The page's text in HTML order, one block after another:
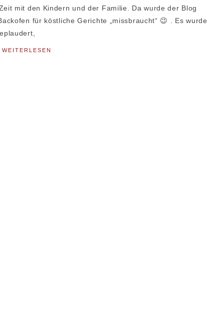
mit den Kindern und der Familie. Da wurde der Blog
für köstliche Gerichte „missbraucht“ 😉 . Es wurde
WEITERLESEN